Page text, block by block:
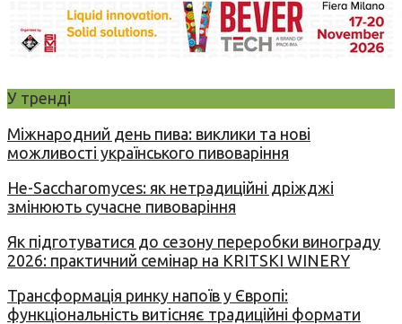
У тренді
Міжнародний день пива: виклики та нові
можливості українського пивоваріння
Не-Saccharomyces: як нетрадиційні дріжджі
змінюють сучасне пивоваріння
Як підготуватися до сезону переробки винограду
2026: практичний семінар на KRITSKI WINERY
Трансформація ринку напоїв у Європі:
функціональність витісняє традиційні формати